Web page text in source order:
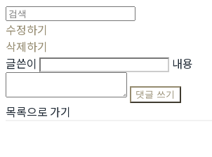
수정하기
삭제하기
글쓴이
내용
댓글 쓰기
목록으로 가기